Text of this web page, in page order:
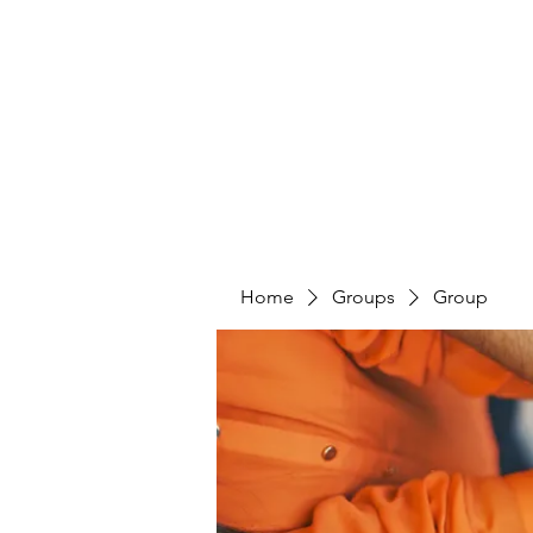
Home Groups Group